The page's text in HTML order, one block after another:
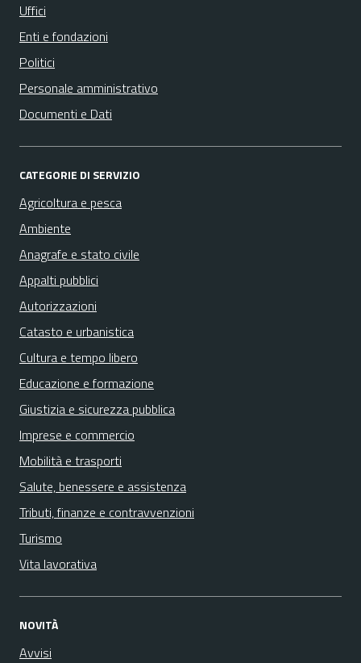
Uffici
Enti e fondazioni
Politici
Personale amministrativo
Documenti e Dati
CATEGORIE DI SERVIZIO
Agricoltura e pesca
Ambiente
Anagrafe e stato civile
Appalti pubblici
Autorizzazioni
Catasto e urbanistica
Cultura e tempo libero
Educazione e formazione
Giustizia e sicurezza pubblica
Imprese e commercio
Mobilità e trasporti
Salute, benessere e assistenza
Tributi, finanze e contravvenzioni
Turismo
Vita lavorativa
NOVITÀ
Avvisi